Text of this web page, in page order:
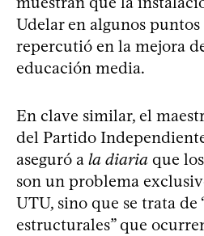
Udelar en algunos
repercutió en la mejora
educación media.
En clave similar, el
del Partido
aseguró a la diaria que
son un problema
UTU, sino que se trata de
estructurales” que